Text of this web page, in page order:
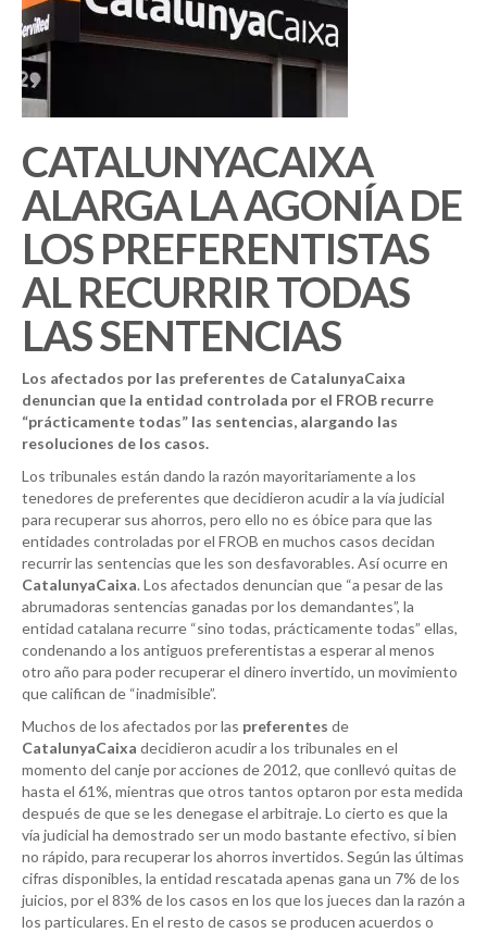
CATALUNYACAIXA
ALARGA LA AGONÍA DE
LOS PREFERENTISTAS
AL RECURRIR TODAS
LAS SENTENCIAS
Los afectados por las preferentes de CatalunyaCaixa
denuncian que la entidad controlada por el FROB recurre
“prácticamente todas” las sentencias, alargando las
resoluciones de los casos.
Los tribunales están dando la razón mayoritariamente a los
tenedores de preferentes que decidieron acudir a la vía judicial
para recuperar sus ahorros, pero ello no es óbice para que las
entidades controladas por el FROB en muchos casos decidan
recurrir las sentencias que les son desfavorables. Así ocurre en
CatalunyaCaixa. Los afectados denuncian que “a pesar de las
abrumadoras sentencias ganadas por los demandantes”, la
entidad catalana recurre “sino todas, prácticamente todas” ellas,
condenando a los antiguos preferentistas a esperar al menos
otro año para poder recuperar el dinero invertido, un movimiento
que califican de “inadmisible”.
Muchos de los afectados por las preferentes de
CatalunyaCaixa decidieron acudir a los tribunales en el
momento del canje por acciones de 2012, que conllevó quitas de
hasta el 61%, mientras que otros tantos optaron por esta medida
después de que se les denegase el arbitraje. Lo cierto es que la
vía judicial ha demostrado ser un modo bastante efectivo, si bien
no rápido, para recuperar los ahorros invertidos. Según las últimas
cifras disponibles, la entidad rescatada apenas gana un 7% de los
juicios, por el 83% de los casos en los que los jueces dan la razón a
los particulares. En el resto de casos se producen acuerdos o